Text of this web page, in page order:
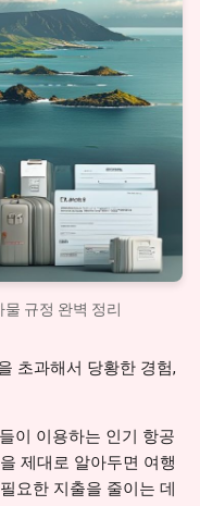
규정 완벽 정리
초과해서 당황한 경험,
이 이용하는 인기 항공
제대로 알아두면 여행
요한 지출을 줄이는 데